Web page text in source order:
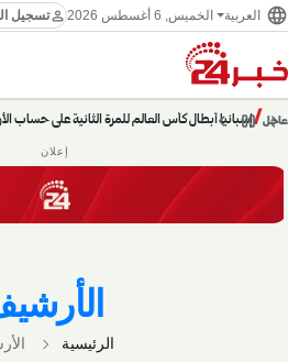
language العربية الخميس, 6 أغسطس 2026 personتسجيل
عاجل/إسبانيا أبطال كأس العالم للمرة الثانية على حساب chevron_right
pause
chevron_left
إعلان
الرئيسية